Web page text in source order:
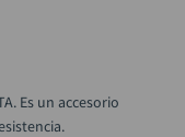
Es un accesorio